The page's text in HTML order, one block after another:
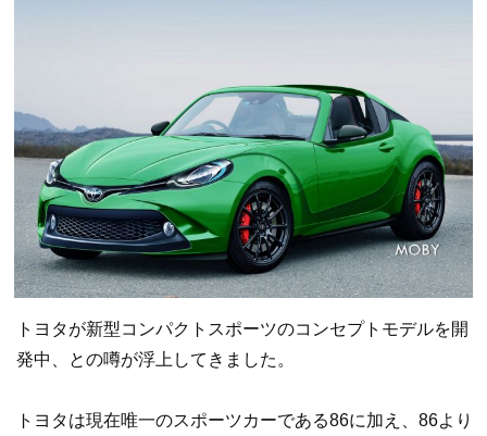
トヨタが新型コンパクトスポーツのコンセプトモデルを開
発中、との噂が浮上してきました。
トヨタは現在唯一のスポーツカーである86に加え、86より